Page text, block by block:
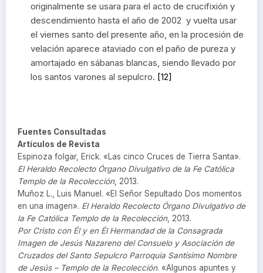
originalmente se usara para el acto de crucifixión y
descendimiento hasta el año de 2002 y vuelta usar
el viernes santo del presente año, en la procesión de
velación aparece ataviado con el paño de pureza y
amortajado en sábanas blancas, siendo llevado por
los santos varones al sepulcro. [12]
Fuentes Consultadas
Artículos de Revista
Espinoza folgar, Erick. «Las cinco Cruces de Tierra Santa».
El Heraldo Recolecto Órgano Divulgativo de la Fe Católica
Templo de la Recolección, 2013.
Muñoz L., Luis Manuel. «El Señor Sepultado Dos momentos
en una imagen». El Heraldo Recolecto Órgano Divulgativo de
la Fe Católica Templo de la Recolección, 2013.
Por Cristo con Él y en Él Hermandad de la Consagrada
Imagen de Jesús Nazareno del Consuelo y Asociación de
Cruzados del Santo Sepulcro Parroquia Santísimo Nombre
de Jesús – Templo de la Recolección. «Algunos apuntes y